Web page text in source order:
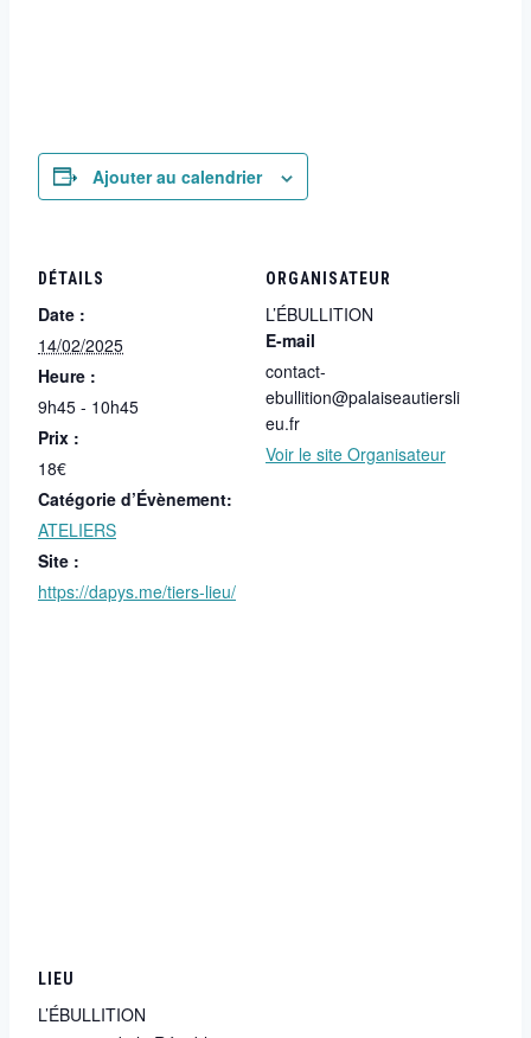
Ajouter au calendrier
DÉTAILS
Date :
14/02/2025
Heure :
9h45 - 10h45
Prix :
18€
Catégorie d’Évènement:
ATELIERS
Site :
https://dapys.me/tiers-lieu/
ORGANISATEUR
L’ÉBULLITION
E-mail
contact-
ebullition@palaiseautiersli
eu.fr
Voir le site Organisateur
LIEU
L’ÉBULLITION